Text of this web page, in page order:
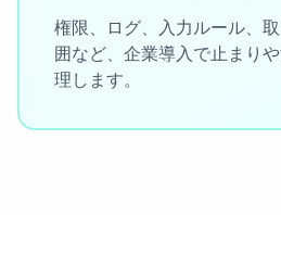
権限、ログ、入力ルール、
囲など、企業導入で止まり
理します。